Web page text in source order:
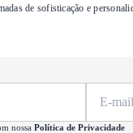
de sofisticação e
nossa Política de Privacidade